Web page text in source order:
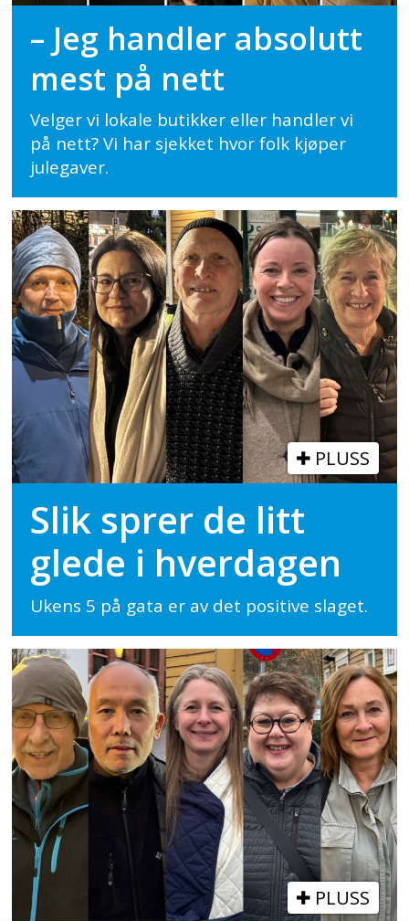
– Jeg handler absolutt
mest på nett
Velger vi lokale butikker eller handler vi
på nett? Vi har sjekket hvor folk kjøper
julegaver.
PLUSS
Slik sprer de litt
glede i hverdagen
Ukens 5 på gata er av det positive slaget.
PLUSS